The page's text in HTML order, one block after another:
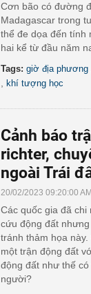
Cơn bão có đường
Madagascar trong
thể đe dọa đến tính
hai kể từ đầu năm
Tags: giờ địa phương
khí tượng học
Cảnh báo
richter,
ngoài Trái
20/02/2023 09:20:00 AM
Các quốc gia đã chi
cứu động đất
tránh thảm họa
một trận động đất
động đất như thế
người?